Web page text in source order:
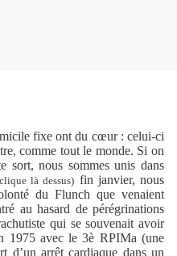
fixe ont du cœur : celui-ci
comme tout le monde. Si on
sort, nous sommes unis dans
là dessus) fin janvier, nous
du Flunch que venaient
au hasard de pérégrinations
qui se souvenait avoir
1975 avec le 3è RPIMa (une
d’un arrêt cardiaque dans un